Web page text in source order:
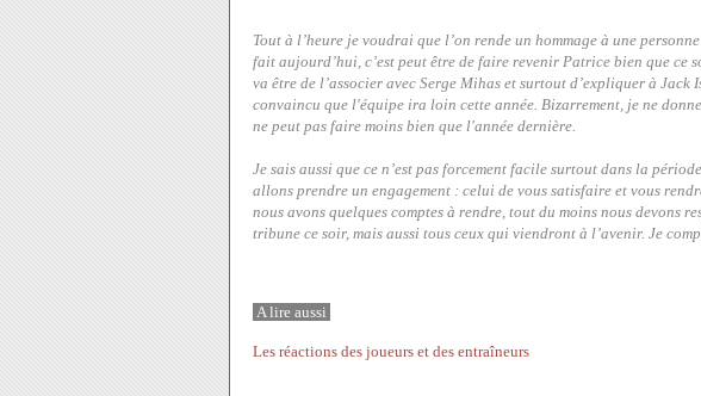
Tout à l’heure je voudrai que l’on rende un hommage à une
fait aujourd’hui, c’est peut être de faire revenir Patrice bien que ce
va être de l’associer avec Serge Mihas et surtout d’expliquer à
convaincu que l'équipe ira loin cette année. Bizarrement, je ne
ne peut pas faire moins bien que l'année dernière.
Je sais aussi que ce n’est pas forcement facile surtout dans la
allons prendre un engagement : celui de vous satisfaire et vous
nous avons quelques comptes à rendre, tout du moins nous devons
tribune ce soir, mais aussi tous ceux qui viendront à l’avenir. Je
A lire aussi
Les réactions des joueurs et des entraîneurs